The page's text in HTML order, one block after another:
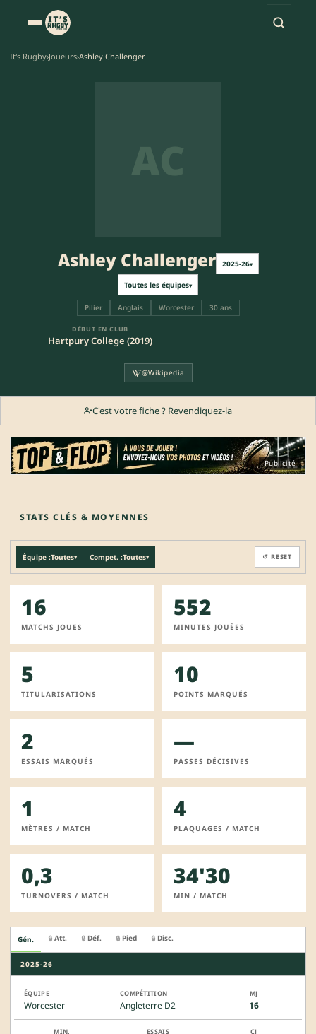
It's Rugby›Joueurs›Ashley Challenger
AC
Ashley Challenger 2025-26▾
Toutes les équipes▾
Pilier Anglais Worcester 30 ans
DÉBUT EN CLUB
Hartpury College (2019)
@Wikipedia
C'est votre fiche ? Revendiquez-la
Publicité
STATS CLÉS & MOYENNES
Équipe :Toutes▾ Compet. :Toutes▾ ↺ RESET
16
MATCHS JOUES
552
MINUTES JOUÉES
5
TITULARISATIONS
10
POINTS MARQUÉS
2
ESSAIS MARQUÉS
—
PASSES DÉCISIVES
1
MÈTRES / MATCH
4
PLAQUAGES / MATCH
0,3
TURNOVERS / MATCH
34'30
MIN / MATCH
Gén. 🔒 Att. 🔒 Déf. 🔒 Pied 🔒 Disc.
2025-26
Worcester Angleterre D2 16